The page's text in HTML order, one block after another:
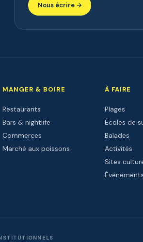
Nous écrire →
MANGER & BOIRE
Restaurants
Bars & nightlife
Commerces
Marché aux poissons
À FAIRE
Plages
Écoles de
Balades
Activités
Sites
Événements